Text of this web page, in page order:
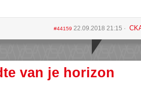
#44159 22.09.2018 21:15
van je horizon